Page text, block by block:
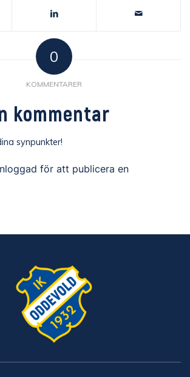
0
KOMMENTARER
kommentar
synpunkter!
för att publicera en